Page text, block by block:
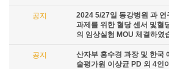
공지
2024 5/27일 동강병원 과 연
과제를 위한 혈당 센서 및혈
의 임상실험 MOU 체결하였
공지
산자부 홍수경 과장 및 한국
술평가원 이상균 PD 외 4인